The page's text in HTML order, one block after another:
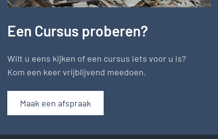
Een Cursus proberen?
Wilt u eens kijken of een cursus iets voor u is?
Kom een keer vrijblijvend meedoen.
Maak een afspraak